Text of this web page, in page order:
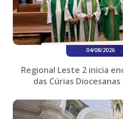
04/08/2026 .
Regional Leste 2 inicia
das Cúrias